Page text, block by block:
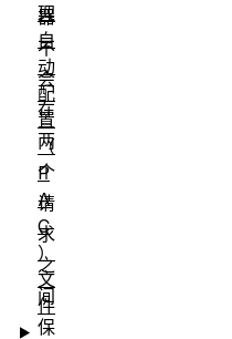
器
不
会
在
两
个
请
求
之
间
保
理
自
动
配
置
（
P
A
C
）
文
件